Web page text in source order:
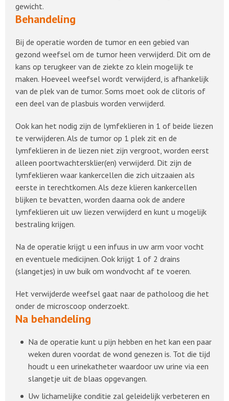
gewicht.
Behandeling
Bij de operatie worden de tumor en een gebied van
gezond weefsel om de tumor heen verwijderd. Dit om de
kans op terugkeer van de ziekte zo klein mogelijk te
maken. Hoeveel weefsel wordt verwijderd, is afhankelijk
van de plek van de tumor. Soms moet ook de clitoris of
een deel van de plasbuis worden verwijderd.
Ook kan het nodig zijn de lymfeklieren in 1 of beide liezen
te verwijderen. Als de tumor op 1 plek zit en de
lymfeklieren in de liezen niet zijn vergroot, worden eerst
alleen poortwachtersklier(en) verwijderd. Dit zijn de
lymfeklieren waar kankercellen die zich uitzaaien als
eerste in terechtkomen. Als deze klieren kankercellen
blijken te bevatten, worden daarna ook de andere
lymfeklieren uit uw liezen verwijderd en kunt u mogelijk
bestraling krijgen.
Na de operatie krijgt u een infuus in uw arm voor vocht
en eventuele medicijnen. Ook krijgt 1 of 2 drains
(slangetjes) in uw buik om wondvocht af te voeren.
Het verwijderde weefsel gaat naar de patholoog die het
onder de microscoop onderzoekt.
Na behandeling
Na de operatie kunt u pijn hebben en het kan een paar
weken duren voordat de wond genezen is. Tot die tijd
houdt u een urinekatheter waardoor uw urine via een
slangetje uit de blaas opgevangen.
Uw lichamelijke conditie zal geleidelijk verbeteren en